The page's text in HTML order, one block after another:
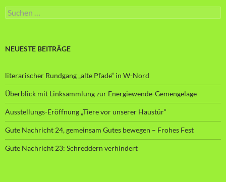
Suche
nach:
NEUESTE BEITRÄGE
literarischer Rundgang „alte Pfade“ in W-Nord
Überblick mit Linksammlung zur Energiewende-Gemengelage
Ausstellungs-Eröffnung „Tiere vor unserer Haustür“
Gute Nachricht 24, gemeinsam Gutes bewegen – Frohes Fest
Gute Nachricht 23: Schreddern verhindert